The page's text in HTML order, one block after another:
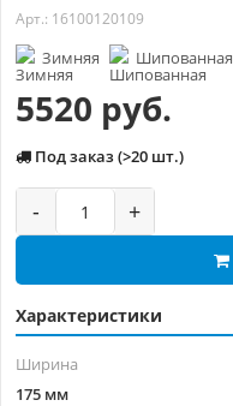
Арт.: 16100120109
Зимняя Шипованная
5520 руб.
Под заказ (>20 шт.)
- +
Характеристики
Ширина
175 мм